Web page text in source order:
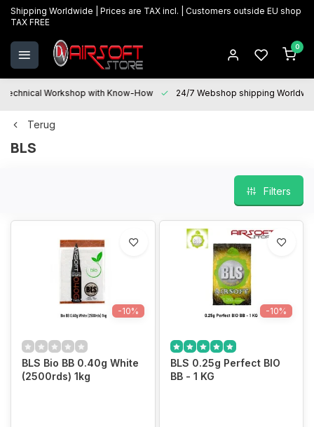
Shipping Worldwide | Prices are TAX incl. | Customers outside EU shop
TAX FREE
0
Technical Workshop with Know-How 24/7 Webshop shipping
Terug
BLS
Filters
-10%
BLS Bio BB 0.40g White
(2500rds) 1kg
-10%
BLS 0.25g Perfect BIO
BB - 1 KG